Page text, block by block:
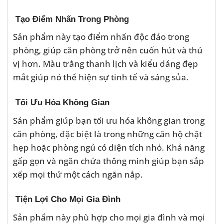
Tạo Điểm Nhấn Trong Phòng
Sản phẩm này tạo điểm nhấn độc đáo trong
phòng, giúp căn phòng trở nên cuốn hút và thú
vị hơn. Màu trắng thanh lịch và kiểu dáng đẹp
mắt giúp nó thể hiện sự tinh tế và sáng sủa.
Tối Ưu Hóa Không Gian
Sản phẩm giúp bạn tối ưu hóa không gian trong
căn phòng, đặc biệt là trong những căn hộ chật
hẹp hoặc phòng ngủ có diện tích nhỏ. Khả năng
gấp gọn và ngăn chứa thông minh giúp bạn sắp
xếp mọi thứ một cách ngăn nắp.
Tiện Lợi Cho Mọi Gia Đình
Sản phẩm này phù hợp cho mọi gia đình và mọi